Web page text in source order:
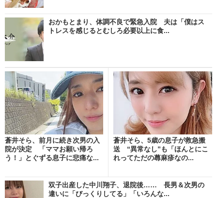
おかもとまり、体調不良で緊急入院 夫は「僕はス
トレスを感じるとむしろ必要以上に食...
蒼井そら、前月に続き次男の入
院が決定 「ママお願い帰ろ
う！」とぐずる息子に悲痛な...
蒼井そら、5歳の息子が救急搬
送 “異常なし”も「ほんとにこ
れってただの蕁麻疹なの...
双子出産した中川翔子、退院後…… 長男＆次男の
違いに「びっくりしてる」「いろんな...